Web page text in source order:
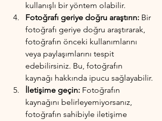
kullanışlı bir yöntem olabilir.
Fotoğrafı geriye doğru araştırın: Bir
fotoğrafı geriye doğru araştırarak,
fotoğrafın önceki kullanımlarını
veya paylaşımlarını tespit
edebilirsiniz. Bu, fotoğrafın
kaynağı hakkında ipucu sağlayabilir.
İletişime geçin: Fotoğrafın
kaynağını belirleyemiyorsanız,
fotoğrafın sahibiyle iletişime